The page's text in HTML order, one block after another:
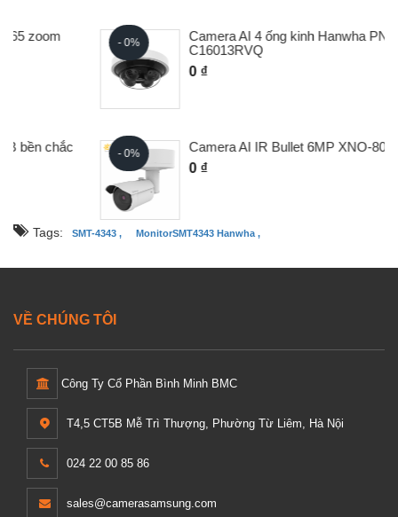
- 0%
Camera AI 4 ống kinh Hanwha PNM-
C16013RVQ
0 ₫
- 0%
Camera AI IR Bullet 6MP XNO-8083R
0 ₫
Tags: SMT-4343 , MonitorSMT4343 Hanwha ,
VỀ CHÚNG TÔI
Công Ty Cổ Phần Bình Minh BMC
T4,5 CT5B Mễ Trì Thượng, Phường Từ Liêm, Hà Nội
024 22 00 85 86
sales@camerasamsung.com